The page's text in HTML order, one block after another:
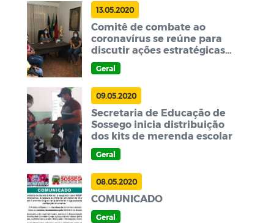
13.05.2020
Comitê de combate ao
coronavírus se reúne para
discutir ações estratégicas
em Sossego
Geral
09.05.2020
Secretaria de Educação de
Sossego inicia distribuição
dos kits de merenda escolar
Geral
08.05.2020
COMUNICADO
Geral